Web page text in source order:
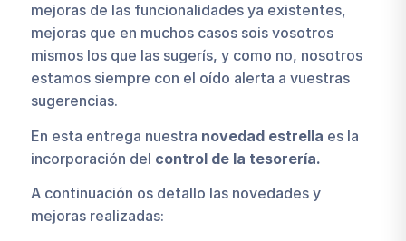
mejoras de las funcionalidades ya existentes,
mejoras que en muchos casos sois vosotros
mismos los que las sugerís, y como no, nosotros
estamos siempre con el oído alerta a vuestras
sugerencias.
En esta entrega nuestra novedad estrella es la
incorporación del control de la tesorería.
A continuación os detallo las novedades y
mejoras realizadas: